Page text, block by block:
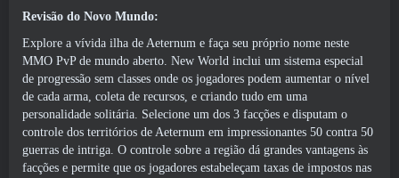
Revisão do Novo Mundo:
Explore a vívida ilha de Aeternum e faça seu próprio nome neste
MMO PvP de mundo aberto. New World inclui um sistema especial
de progressão sem classes onde os jogadores podem aumentar o nível
de cada arma, coleta de recursos, e criando tudo em uma
personalidade solitária. Selecione um dos 3 facções e disputam o
controle dos territórios de Aeternum em impressionantes 50 contra 50
guerras de intriga. O controle sobre a região dá grandes vantagens às
facções e permite que os jogadores estabeleçam taxas de impostos nas